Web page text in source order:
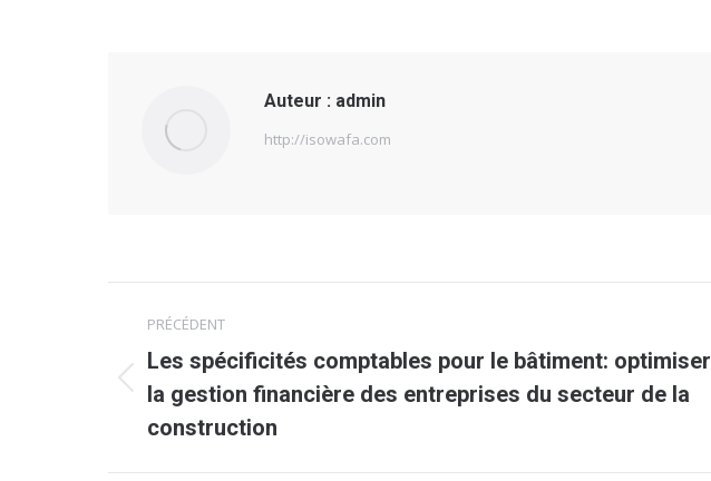
Auteur : admin
http://isowafa.com
Navigation
article
PRÉCÉDENT
Article
précédent
Les spécificités comptables pour le bâtiment: optimiser
la gestion financière des entreprises du secteur de la
construction